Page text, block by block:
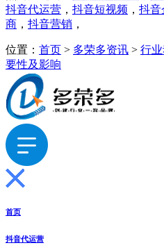
抖音代运营 ， 抖音短视频 ， 抖音
商 ， 抖音营销 ，
位置： 首页 > 多荣多资讯 > 行
要性及影响
首页
抖音代运营